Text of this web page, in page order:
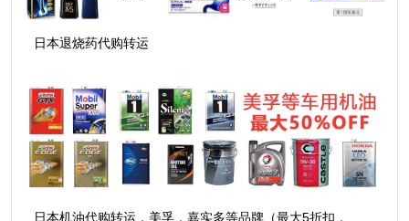
日本退烧药代购转运
日本机油代购转运，美孚，嘉实多等品牌（最大5折扣，